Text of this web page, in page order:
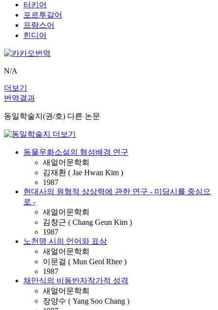
터키어
포르투갈어
프랑스어
힌디어
N/A
더보기
번역결과
동일학술지(권/호) 다른 논문
동물우화소설의 형성배경 연구
새얼어문학회
김재환 ( Jae Hwan Kim )
1987
현대사의 원형적 상상력에 관한 연구 - 미당시를 중심으
로 -
새얼어문학회
김창근 ( Chang Geun Kim )
1987
노천명 시의 언어와 표상
새얼어문학회
이문걸 ( Mun Geol Rhee )
1987
채만식의 비동반자작가적 성격
새얼어문학회
장양수 ( Yang Soo Chang )